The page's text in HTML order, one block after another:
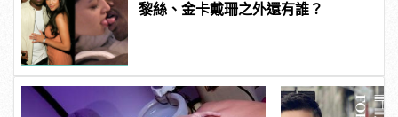
黎絲、金卡戴珊之外還有誰？